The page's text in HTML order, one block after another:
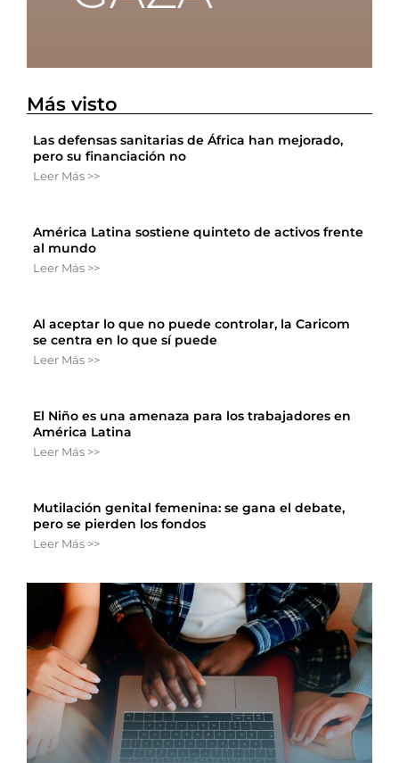
Más visto
Las defensas sanitarias de África han mejorado,
pero su financiación no
Leer Más >>
América Latina sostiene quinteto de activos frente
al mundo
Leer Más >>
Al aceptar lo que no puede controlar, la Caricom
se centra en lo que sí puede
Leer Más >>
El Niño es una amenaza para los trabajadores en
América Latina
Leer Más >>
Mutilación genital femenina: se gana el debate,
pero se pierden los fondos
Leer Más >>